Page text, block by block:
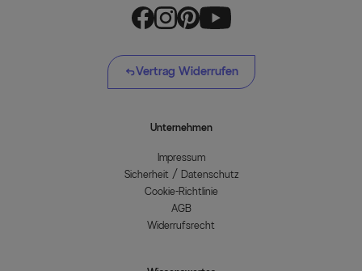
Vertrag Widerrufen
Unternehmen
Impressum
Sicherheit / Datenschutz
Cookie-Richtlinie
AGB
Widerrufsrecht